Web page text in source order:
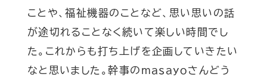
ことや、福祉機器のことなど、思い思いの話
が途切れることなく続いて楽しい時間でし
た。これからも打ち上げを企画していきたい
なと思いました。幹事のmasayoさんどう